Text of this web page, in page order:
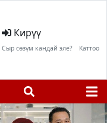
Кирүү
Сыр сөзүм кандай эле? Каттоо